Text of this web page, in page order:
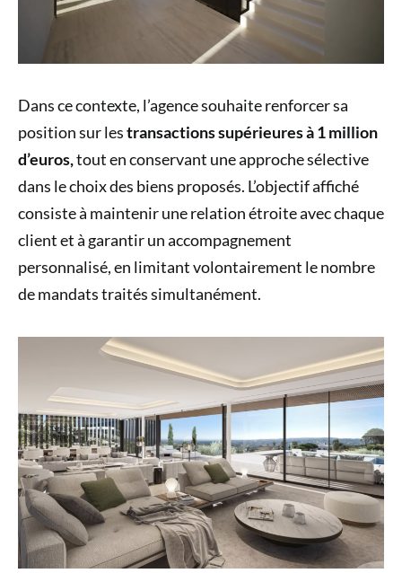
Dans ce contexte, l’agence souhaite renforcer sa
position sur lestransactions supérieures à 1 million
d’euros,tout en conservant une approche sélective
dans le choix des biens proposés. L’objectif affiché
consiste à maintenir une relation étroite avec chaque
client et à garantir un accompagnement
personnalisé, en limitant volontairement le nombre
de mandats traités simultanément.